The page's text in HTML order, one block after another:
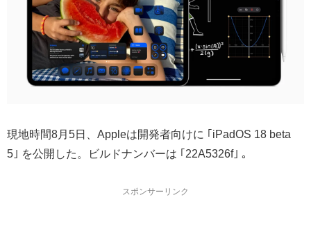
現地時間8月5日、Appleは開発者向けに ｢iPadOS 18 beta
5｣ を公開した。ビルドナンバーは ｢22A5326f｣ 。
スポンサーリンク